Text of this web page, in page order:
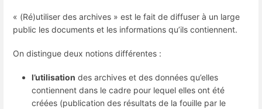
« (Ré)utiliser des archives » est le fait de diffuser à un large
public les documents et les informations qu’ils contiennent.
On distingue deux notions différentes :
l’utilisation des archives et des données qu’elles
contiennent dans le cadre pour lequel elles ont été
créées (publication des résultats de la fouille par le